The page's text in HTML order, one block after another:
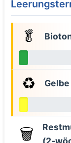
🥬
♻️
🗑️
(2-